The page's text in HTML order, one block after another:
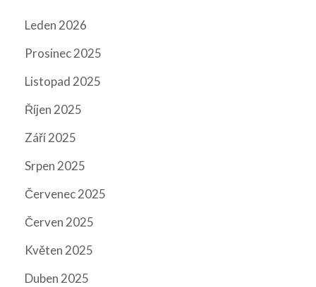
Leden 2026
Prosinec 2025
Listopad 2025
Říjen 2025
Září 2025
Srpen 2025
Červenec 2025
Červen 2025
Květen 2025
Duben 2025